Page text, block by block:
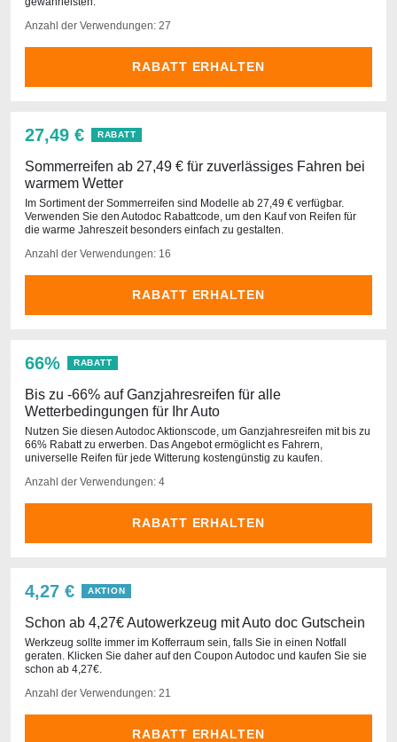
Anzahl der Verwendungen: 27
RABATT ERHALTEN
27,49 € RABATT
Sommerreifen ab 27,49 € für zuverlässiges Fahren bei
warmem Wetter
Im Sortiment der Sommerreifen sind Modelle ab 27,49 € verfügbar.
Verwenden Sie den Autodoc Rabattcode, um den Kauf von Reifen für
die warme Jahreszeit besonders einfach zu gestalten.
Anzahl der Verwendungen: 16
RABATT ERHALTEN
66% RABATT
Bis zu -66% auf Ganzjahresreifen für alle
Wetterbedingungen für Ihr Auto
Nutzen Sie diesen Autodoc Aktionscode, um Ganzjahresreifen mit bis zu
66% Rabatt zu erwerben. Das Angebot ermöglicht es Fahrern,
universelle Reifen für jede Witterung kostengünstig zu kaufen.
Anzahl der Verwendungen: 4
RABATT ERHALTEN
4,27 € AKTION
Schon ab 4,27€ Autowerkzeug mit Auto doc Gutschein
Werkzeug sollte immer im Kofferraum sein, falls Sie in einen Notfall
geraten. Klicken Sie daher auf den Coupon Autodoc und kaufen Sie sie
schon ab 4,27€.
Anzahl der Verwendungen: 21
RABATT ERHALTEN